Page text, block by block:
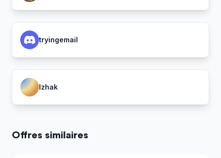
tryingemail
Izhak
Offres similaires